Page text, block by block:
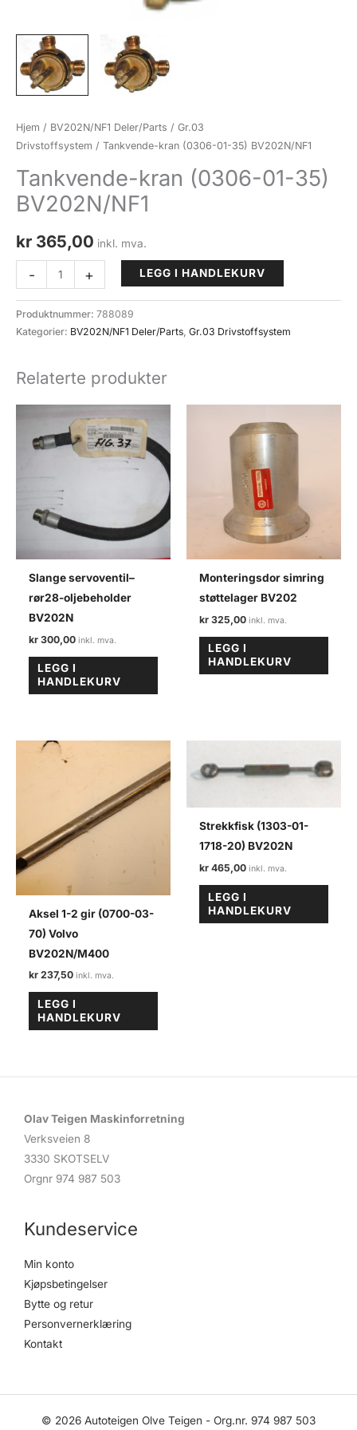
Hjem / BV202N/NF1 Deler/Parts / Gr.03
Drivstoffsystem / Tankvende-kran (0306-01-35) BV202N/NF1
Tankvende-kran (0306-01-35)
BV202N/NF1
kr 365,00 inkl. mva.
-
Tankvende-
kran
(0306-
01-
BV202N/NF1
antall
+ LEGG I HANDLEKURV
Produktnummer: 788089
Kategorier: BV202N/NF1 Deler/Parts, Gr.03 Drivstoffsystem
Relaterte produkter
Slange servoventil–
rør28-oljebeholder
BV202N
kr 300,00
LEGG I
HANDLEKURV
Monteringsdor simring
støttelager BV202
kr 325,00
LEGG I
HANDLEKURV
Aksel 1-2 gir (0700-03-
70) Volvo
BV202N/M400
kr 237,50
LEGG I
HANDLEKURV
Strekkfisk (1303-01-
1718-20) BV202N
kr 465,00
LEGG I
HANDLEKURV
Olav Teigen Maskinforretning
Verksveien 8
3330 SKOTSELV
Orgnr 974 987 503
Kundeservice
Min konto
Kjøpsbetingelser
Bytte og retur
Personvernerklæring
Kontakt
© 2026 Autoteigen Olve Teigen - Org.nr. 974 987 503